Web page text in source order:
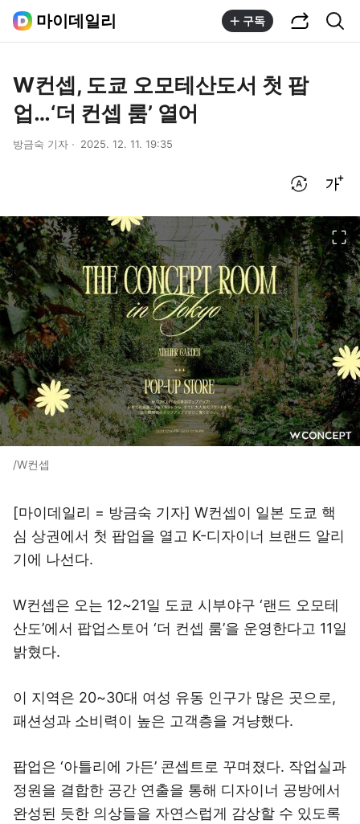
마이데일리 구독
W컨셉, 도쿄 오모테산도서 첫 팝
업…‘더 컨셉 룸’ 열어
방금숙 기자 2025. 12. 11. 19:35
/W컨셉
[마이데일리 = 방금숙 기자] W컨셉이 일본 도쿄 핵
심 상권에서 첫 팝업을 열고 K-디자이너 브랜드 알리
기에 나선다.
W컨셉은 오는 12~21일 도쿄 시부야구 ‘랜드 오모테
산도’에서 팝업스토어 ‘더 컨셉 룸’을 운영한다고 11일
밝혔다.
이 지역은 20~30대 여성 유동 인구가 많은 곳으로,
패션성과 소비력이 높은 고객층을 겨냥했다.
팝업은 ‘아틀리에 가든’ 콘셉트로 꾸며졌다. 작업실과
정원을 결합한 공간 연출을 통해 디자이너 공방에서
완성된 듯한 의상들을 자연스럽게 감상할 수 있도록